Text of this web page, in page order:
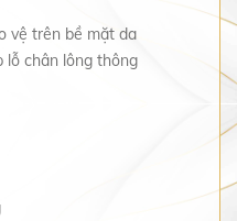
vệ trên bề mặt da
lỗ chân lông thông